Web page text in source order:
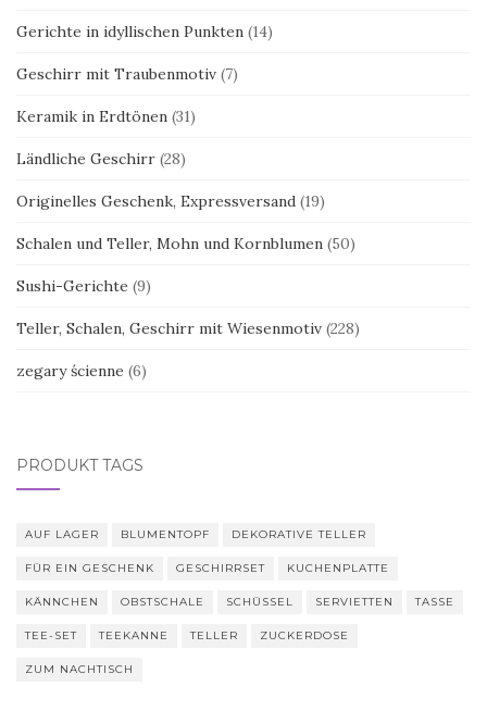
Gerichte in idyllischen Punkten (14)
Geschirr mit Traubenmotiv (7)
Keramik in Erdtönen (31)
Ländliche Geschirr (28)
Originelles Geschenk, Expressversand (19)
Schalen und Teller, Mohn und Kornblumen (50)
Sushi-Gerichte (9)
Teller, Schalen, Geschirr mit Wiesenmotiv (228)
zegary ścienne (6)
PRODUKT TAGS
AUF LAGER BLUMENTOPF DEKORATIVE TELLER
FÜR EIN GESCHENK GESCHIRRSET KUCHENPLATTE
KÄNNCHEN OBSTSCHALE SCHÜSSEL SERVIETTEN TASSE
TEE-SET TEEKANNE TELLER ZUCKERDOSE
ZUM NACHTISCH